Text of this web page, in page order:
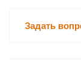
Задать